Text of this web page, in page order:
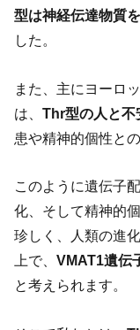
型は神経伝達物質
した。
また、主にヨーロ
は、 Thr型の人と不
患や精神的個性と
このように遺伝子
化、そして精神的
珍しく、人類の進
上で、 VMAT1遺伝
と考えられます。